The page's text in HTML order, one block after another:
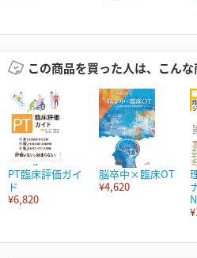
この商品を買った人は、こんな
PT臨床評価ガイ
ド
¥6,820
脳卒中×臨床OT
¥4,620